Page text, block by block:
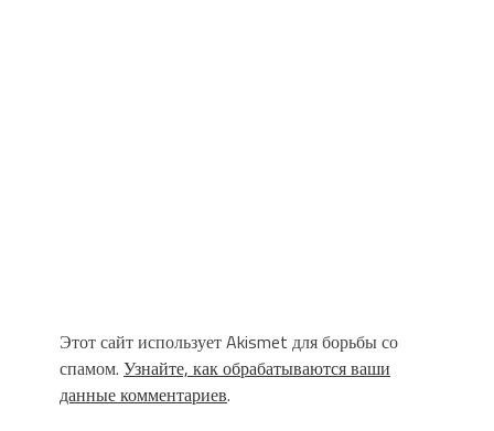
Этот сайт использует Akismet для борьбы со
спамом. Узнайте, как обрабатываются ваши
данные комментариев.